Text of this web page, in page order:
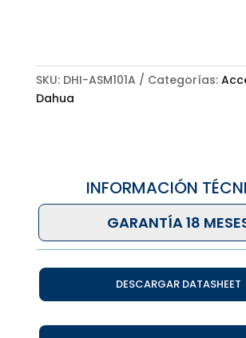
SKU: DHI-ASM101A Categorías:
Dahua
INFORMACIÓN
GARANTÍA 18
DESCARGAR DATASHEET